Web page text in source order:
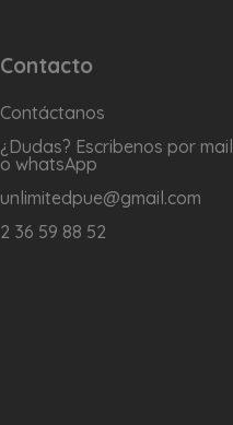
Contacto
Contáctanos
¿Dudas? Escribenos por mail
o whatsApp
unlimitedpue@gmail.com
2 36 59 88 52